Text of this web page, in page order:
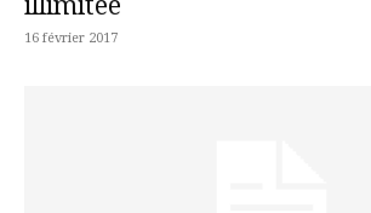
16 février 2017